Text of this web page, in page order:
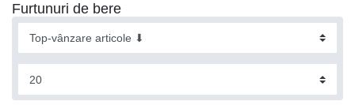
Furtunuri de bere